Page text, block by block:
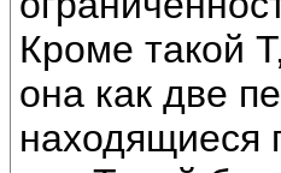
Кроме такой
она как две
находящиеся